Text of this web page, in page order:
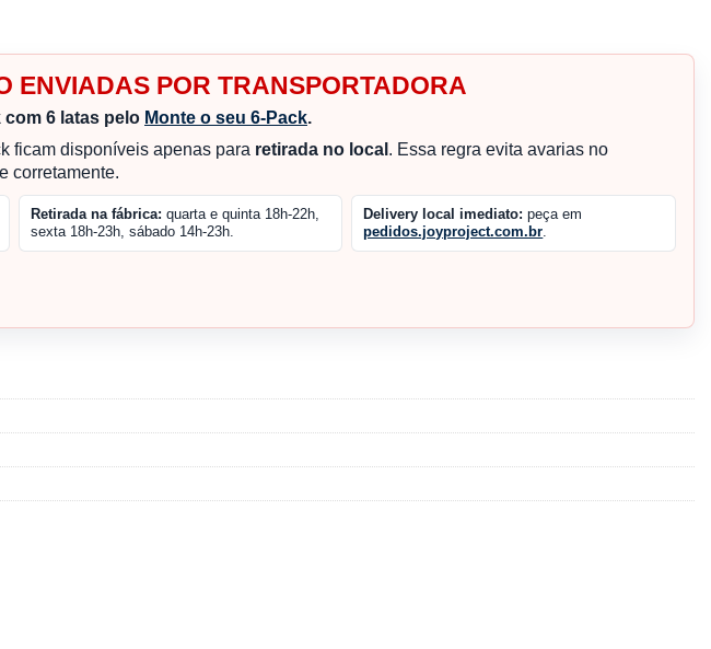
ENVIADAS POR TRANSPORTADORA
com 6 latas pelo Monte o seu 6-Pack.
ficam disponíveis apenas para retirada no local . Essa regra evita avarias no
corretamente.
Retirada na fábrica: quarta e quinta 18h-22h,
sexta 18h-23h, sábado 14h-23h.
Delivery local imediato: peça em
pedidos.joyproject.com.br.